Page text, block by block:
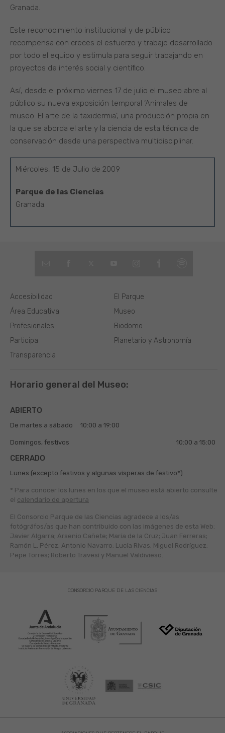
Granada.
Este reconocimiento institucional y de público
recompensa con creces el esfuerzo y trabajo desarrollado
por todo el equipo y estimula para seguir trabajando en
proyectos de interés social y científico.
Así, desde el próximo viernes 17 de julio el museo abre al
público su nueva exposición temporal ‘Animales de
museo. El arte de la taxidermia’, una producción propia en
la que se aborda el arte y la ciencia de esta técnica de
conservación desde una perspectiva multidisciplinar.
Miércoles, 15 de Julio de 2009
Parque de las Ciencias
Granada.
El Parque
Museo
Biodomo
Planetario y Astronomía
Área Educativa
Profesionales
Participa
Transparencia
Accesibilidad
Horario general del Museo:
ABIERTO
De martes a sábado 10:00 a 19:00
Domingos, festivos 10:00 a 15:00
CERRADO
Lunes (excepto festivos y algunas vísperas de festivo*)
* Para conocer los lunes en los que el museo está abierto consulte
el calendario de apertura
El Consorcio Parque de las Ciencias agradece a los/as
fotógráfos/as que han contribuido con las imágenes de esta Web:
Javier Algarra; Arsenio Cañete; María de la Cruz; Juan Ferreras;
Ramón L. Pérez; Antonio Navarro; Lucía Rivas; Miguel Rodríguez;
Pepe Torres; Roberto Travesí y Manuel Valdivieso.
CONSORCIO PARQUE DE LAS CIENCIAS